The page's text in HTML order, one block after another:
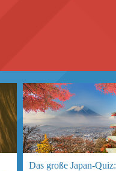
Das große Japan-Quiz: